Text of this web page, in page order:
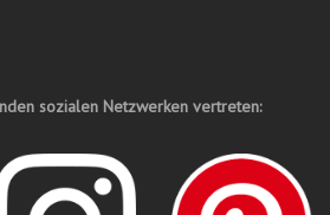
sozialen Netzwerken vertreten: